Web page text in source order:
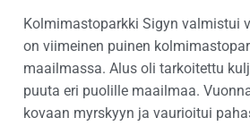
Kolmimastoparkki Sigyn valmistui
on viimeinen puinen
maailmassa. Alus oli tarkoitettu
puuta eri puolille maailmaa.
kovaan myrskyyn ja vaurioitui